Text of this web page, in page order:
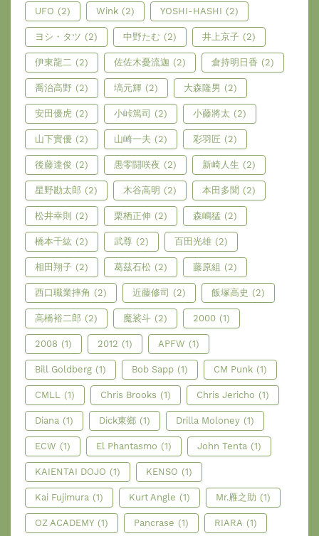
UFO (2) Wink (2) YOSHI-HASHI (2)
ヨシ・タツ (2) 中野たむ (2) 井上京子 (2)
伊東龍二 (2) 佐佐木憂流迦 (2) 倉持明日香 (2)
喬治高野 (2) 塙元輝 (2) 大森隆男 (2)
安田優虎 (2) 小峠篤司 (2) 小藤將太 (2)
山下實優 (2) 山崎一夫 (2) 彩羽匠 (2)
後藤達俊 (2) 愚零闘咲夜 (2) 新崎人生 (2)
星野勘太郎 (2) 木谷高明 (2) 本田多聞 (2)
松井幸則 (2) 栗栖正伸 (2) 森嶋猛 (2)
橋本千紘 (2) 武尊 (2) 百田光雄 (2)
相田翔子 (2) 葛茲石松 (2) 藤原組 (2)
西口職業摔角 (2) 近藤修司 (2) 飯塚高史 (2)
高橋裕二郎 (2) 魔裟斗 (2) 2000 (1)
2008 (1) 2012 (1) APFW (1)
Bill Goldberg (1) Bob Sapp (1) CM Punk (1)
CMLL (1) Chris Brooks (1) Chris Jericho (1)
Diana (1) Dick東鄉 (1) Drilla Moloney (1)
ECW (1) El Phantasmo (1) John Tenta (1)
KAIENTAI DOJO (1) KENSO (1)
Kai Fujimura (1) Kurt Angle (1) Mr.雁之助 (1)
OZ ACADEMY (1) Pancrase (1) RIARA (1)